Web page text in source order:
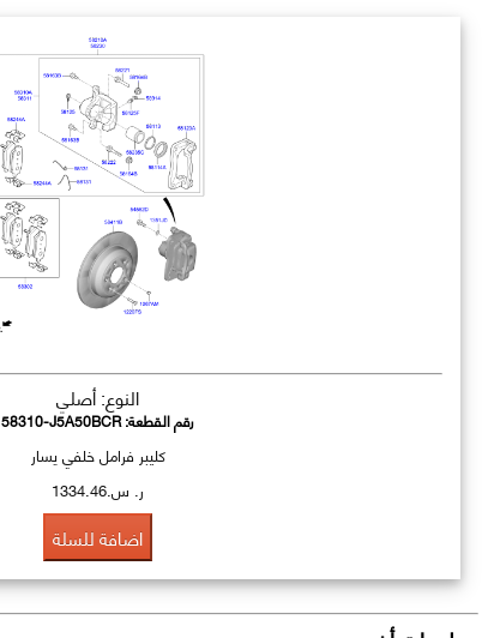
النوع: أصلي
رقم القطعة:58310-J5A50BCR
كليبر فرامل خلفي يسار
ر. س.1334.46
اضافة للسلة